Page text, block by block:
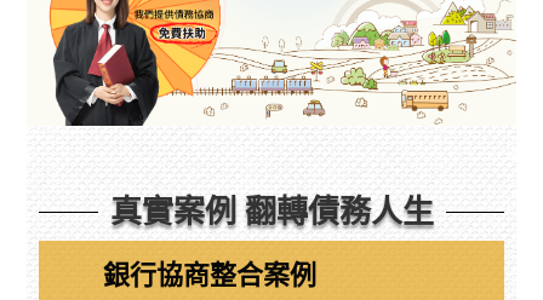
真實案例 翻轉債務人生
銀行協商整合案例